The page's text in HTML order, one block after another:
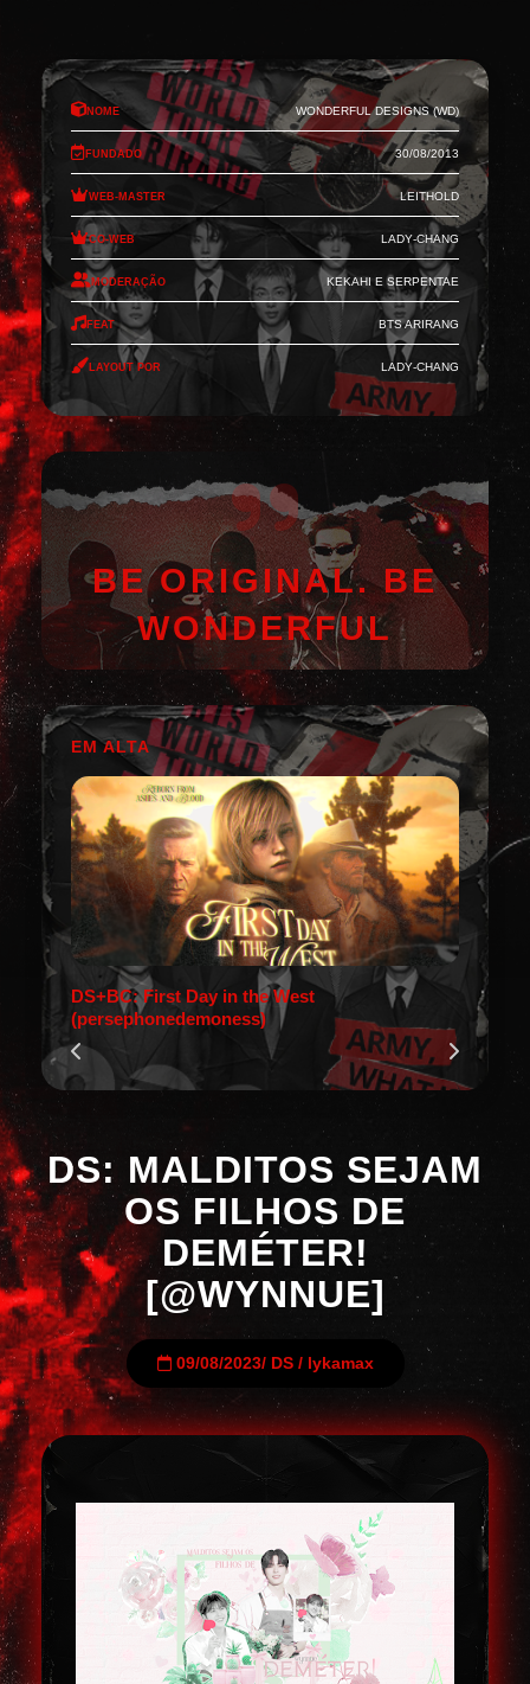
Nome Wonderful Designs (WD)
Fundado 30/08/2013
Web-Master Leithold
Co-Web Lady-Chang
Moderação Kekahi e Serpentae
Feat BTS Arirang
Layout por Lady-Chang
BE ORIGINAL. BE
WONDERFUL
EM ALTA
DS+BC: First Day in the West
(persephonedemoness)
DS: MALDITOS SEJAM
OS FILHOS DE
DEMÉTER!
[@WYNNUE]
09/08/2023/ DS/ lykamax